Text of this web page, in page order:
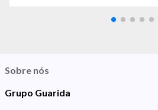
Sobre nós
Grupo Guarida